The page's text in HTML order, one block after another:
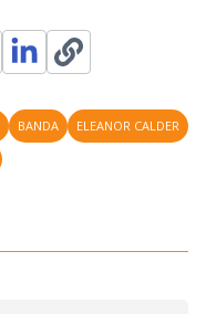
BANDA
ELEANOR CALDER